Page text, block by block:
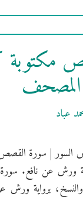
عباد
88 | رواية ورش عن
والنسخ، برواية